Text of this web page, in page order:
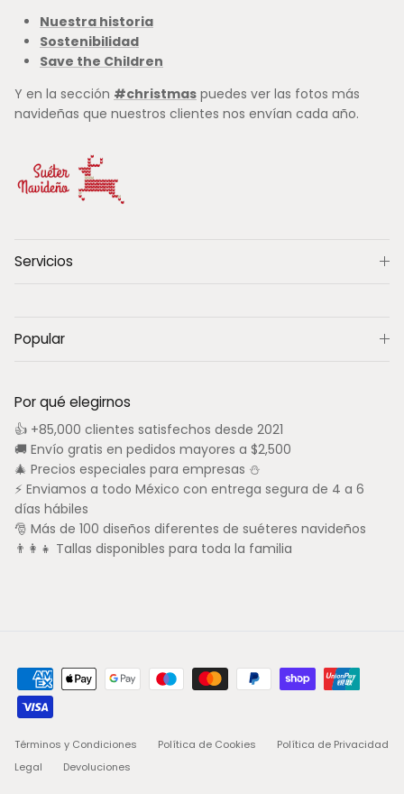
Nuestra historia
Sostenibilidad
Save the Children
Y en la sección #christmas puedes ver las fotos más
navideñas que nuestros clientes nos envían cada año.
Servicios
Popular
Por qué elegirnos
👍 +85,000 clientes satisfechos desde 2021
🚚 Envío gratis en pedidos mayores a $2,500
🎄 Precios especiales para empresas ⛄
⚡ Enviamos a todo México con entrega segura de 4 a 6
días hábiles
🎅 Más de 100 diseños diferentes de suéteres navideños
👨‍👩‍👧 Tallas disponibles para toda la familia
Términos y Condiciones Política de Cookies
Política de Privacidad
Legal
Devoluciones